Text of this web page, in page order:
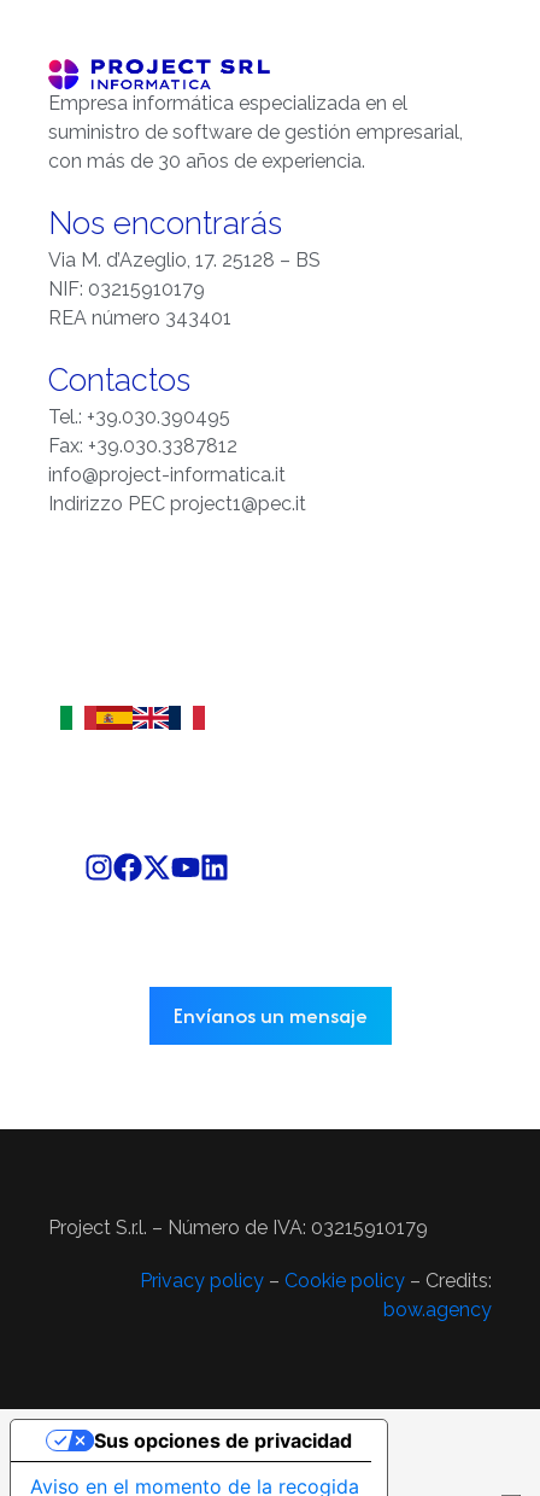
Empresa informática especializada en el
suministro de software de gestión empresarial,
con más de 30 años de experiencia.
Nos encontrarás
Via M. d’Azeglio, 17. 25128 – BS
NIF: 03215910179
REA número 343401
Contactos
Tel.: +39.030.390495
Fax: +39.030.3387812
info@project-informatica.it
Indirizzo PEC project1@pec.it
Envíanos un mensaje​
Project S.r.l. – Número de IVA: 03215910179
Privacy policy – Cookie policy – Credits:
bow.agency
Aviso en el momento de la recogida
Sus opciones de privacidad